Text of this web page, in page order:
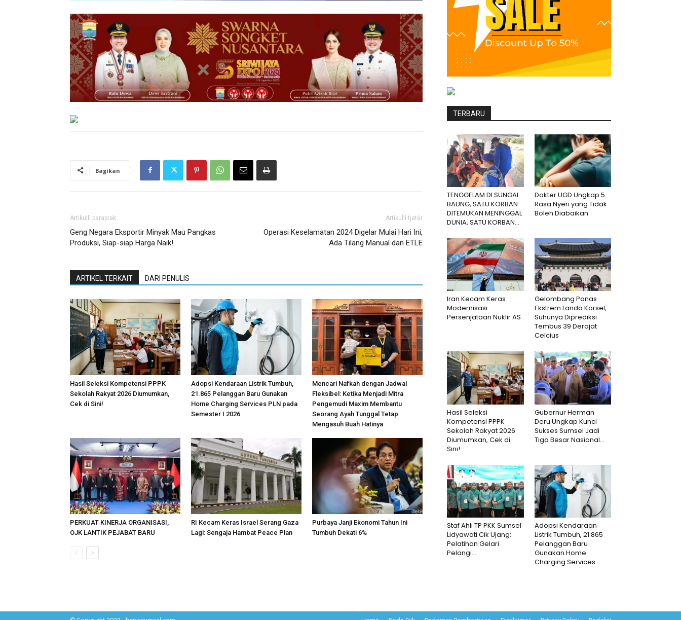
Bagikan
Artikulli paraprak
Geng Negara Eksportir Minyak Mau Pangkas
Produksi, Siap-siap Harga Naik!
Artikulli tjetër
Operasi Keselamatan 2024 Digelar Mulai Hari Ini,
Ada Tilang Manual dan ETLE
ARTIKEL TERKAIT DARI PENULIS
Hasil Seleksi Kompetensi PPPK
Sekolah Rakyat 2026 Diumumkan,
Cek di Sini!
Adopsi Kendaraan Listrik Tumbuh,
21.865 Pelanggan Baru Gunakan
Home Charging Services PLN pada
Semester I 2026
Mencari Nafkah dengan Jadwal
Fleksibel: Ketika Menjadi Mitra
Pengemudi Maxim Membantu
Seorang Ayah Tunggal Tetap
Mengasuh Buah Hatinya
PERKUAT KINERJA ORGANISASI,
OJK LANTIK PEJABAT BARU
RI Kecam Keras Israel Serang Gaza
Lagi: Sengaja Hambat Peace Plan
Purbaya Janji Ekonomi Tahun Ini
Tumbuh Dekati 6%
TERBARU
TENGGELAM DI SUNGAI
BAUNG, SATU KORBAN
DITEMUKAN MENINGGAL
DUNIA, SATU KORBAN...
Dokter UGD Ungkap 5
Rasa Nyeri yang Tidak
Boleh Diabaikan
Iran Kecam Keras
Modernisasi
Persenjataan Nuklir AS
Gelombang Panas
Ekstrem Landa Korsel,
Suhunya Diprediksi
Tembus 39 Derajat
Celcius
Hasil Seleksi
Kompetensi PPPK
Sekolah Rakyat 2026
Diumumkan, Cek di
Sini!
Gubernur Herman
Deru Ungkap Kunci
Sukses Sumsel Jadi
Tiga Besar Nasional...
Staf Ahli TP PKK Sumsel
Lidyawati Cik Ujang:
Pelatihan Gelari
Pelangi...
Adopsi Kendaraan
Listrik Tumbuh, 21.865
Pelanggan Baru
Gunakan Home
Charging Services...